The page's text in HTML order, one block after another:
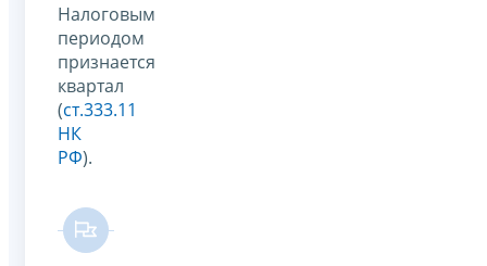
Налоговым
периодом
признается
квартал
(ст.333.11
НК
РФ).